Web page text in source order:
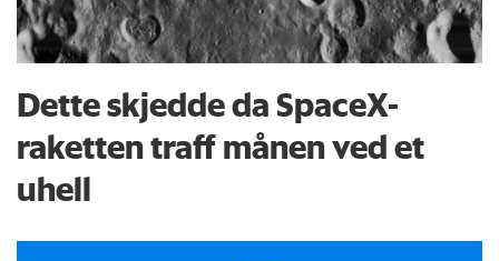
Dette skjedde da SpaceX-
raketten traff månen ved et
uhell